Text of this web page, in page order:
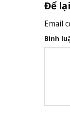
Để
Email
Bình